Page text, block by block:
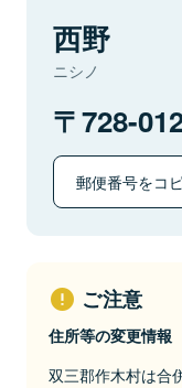
西野
ニシノ
728-
郵便番号をコ
ご注意
住所等の変更情報
双三郡作木村は合